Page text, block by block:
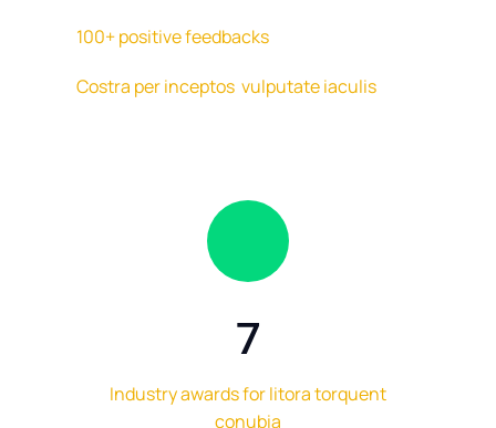
100+ positive feedbacks
Costra per inceptos vulputate iaculis
7
Industry awards for litora torquent
conubia